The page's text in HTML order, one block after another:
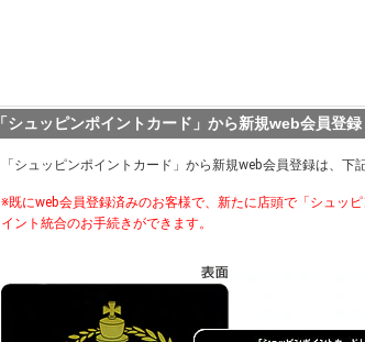
「シュッピンポイントカード」から新規web会員登録
「シュッピンポイントカード」から新規web会員登録は、下
※既にweb会員登録済みのお客様で、新たに店頭で「シュッ
イント統合のお手続きができます。